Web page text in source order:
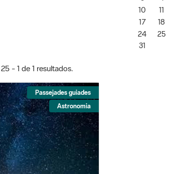
10
11
17
18
24
25
31
- 1 de 1 resultados.
Passejades guiades
Astronomia